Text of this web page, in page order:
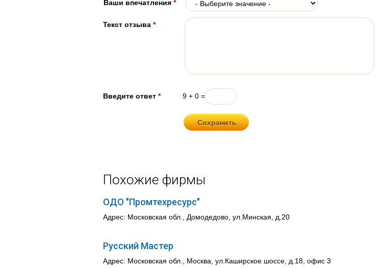
Ваши впечатления *
Текст отзыва *
Введите ответ * 9 + 0 =
Похожие фирмы
ОДО "Промтехресурс"
Адрес: Московская обл., Домодедово, ул.Минская, д.20
Русский Мастер
Адрес: Московская обл., Москва, ул.Каширское шоссе, д.18, офис 3